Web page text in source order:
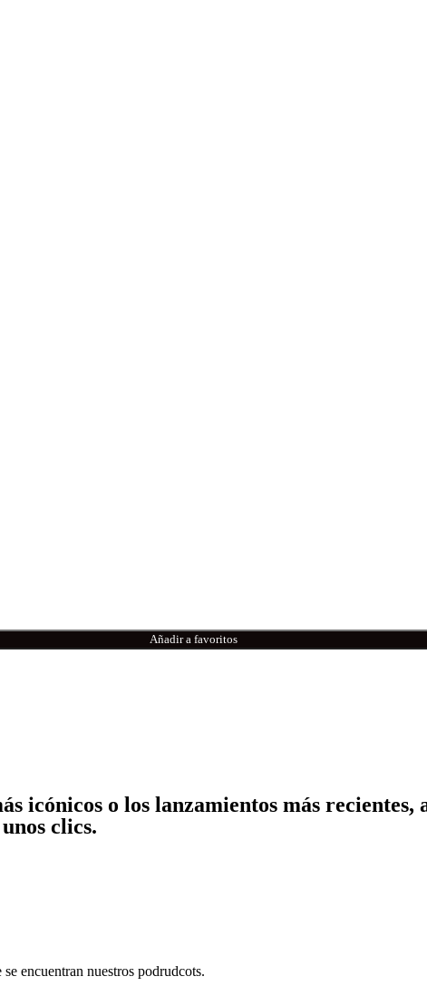
Añadir a favoritos
icónicos o los lanzamientos más
clics.
encuentran nuestros podrudcots.